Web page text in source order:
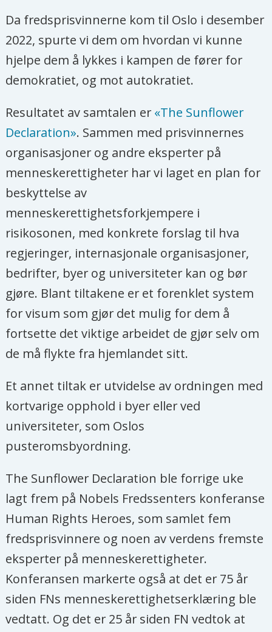
Kontroversiell applaus for juntaens
støttespiller
Da fredsprisvinnerne kom til Oslo i desember
2022, spurte vi dem om hvordan vi kunne
hjelpe dem å lykkes i kampen de fører for
demokratiet, og mot autokratiet.
Resultatet av samtalen er «The Sunflower
Declaration». Sammen med prisvinnernes
organisasjoner og andre eksperter på
menneskerettigheter har vi laget en plan for
beskyttelse av
menneskerettighetsforkjempere i
risikosonen, med konkrete forslag til hva
regjeringer, internasjonale organisasjoner,
bedrifter, byer og universiteter kan og bør
gjøre. Blant tiltakene er et forenklet system
for visum som gjør det mulig for dem å
fortsette det viktige arbeidet de gjør selv om
de må flykte fra hjemlandet sitt.
Et annet tiltak er utvidelse av ordningen med
kortvarige opphold i byer eller ved
universiteter, som Oslos
pusteromsbyordning.
The Sunflower Declaration ble forrige uke
lagt frem på Nobels Fredssenters konferanse
Human Rights Heroes, som samlet fem
fredsprisvinnere og noen av verdens fremste
eksperter på menneskerettigheter.
Konferansen markerte også at det er 75 år
siden FNs menneskerettighetserklæring ble
vedtatt. Og det er 25 år siden FN vedtok at